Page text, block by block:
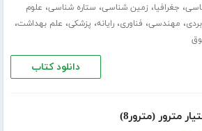
، جغرافیا، زمین شناسی، ستاره شناسی، علوم
، مهندسی، فناوری،رایانه، پزشکی، علم بهداشت،
دانلود کتاب
مترور (مترور8)